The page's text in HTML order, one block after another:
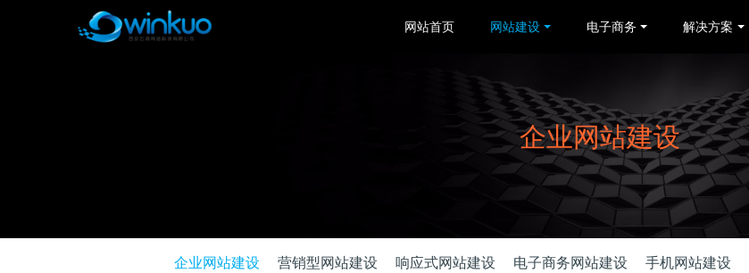
网站首页 网站建设 电子商务 解决方案
企业网站建设
企业网站建设 营销型网站建设 响应式网站建设 电子商务网站建设 手机网站建设